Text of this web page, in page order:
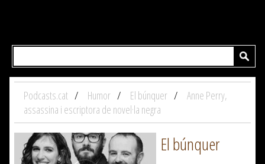
Podcasts.cat Humor El búnquer
Anne Perry,
assassina i escriptora de novel·la negra
El búnquer